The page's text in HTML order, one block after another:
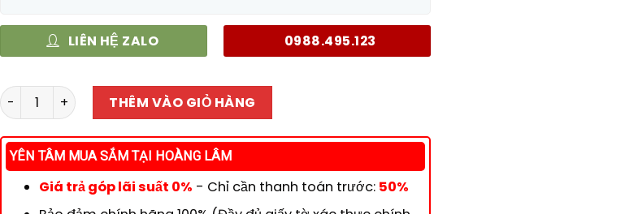
LIÊN HỆ ZALO 0988.495.123
Cột lọc nước tổng : Composite 1054 1.5m3/h – Bộ 03 Cột số lượng
THÊM VÀO GIỎ HÀNG
YÊN TÂM MUA SẮM TẠI HOÀNG LÂM
Giá trả góp lãi suất 0% - Chỉ cần thanh toán trước: 50%